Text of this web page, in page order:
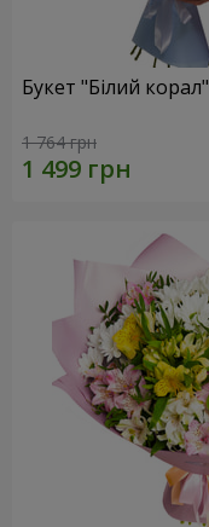
Букет "Білий корал"
1 764 грн